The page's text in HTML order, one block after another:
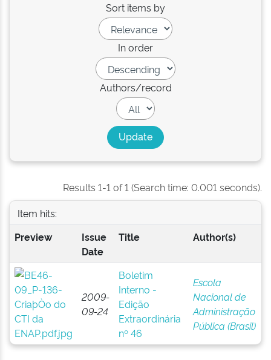
Sort items by
In order
Authors/record
Results 1-1 of 1 (Search time: 0.001 seconds).
Item hits:
Preview
Issue
Date
Title Author(s)
2009-
09-24
Boletim
Interno -
Edição
Extraordinária
nº 46
Escola
Nacional de
Administração
Pública (Brasil)